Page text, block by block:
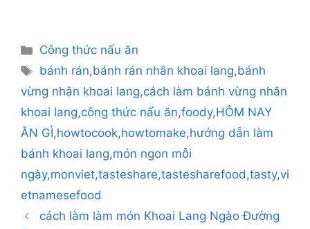
Danh
mục
Công thức nấu ăn
Thẻ
bánh rán,bánh rán nhân khoai lang,bánh
vừng nhân khoai lang,cách làm bánh vừng nhân
khoai lang,công thức nấu ăn,foody,HÔM NAY
ĂN GÌ,howtocook,howtomake,hướng dẫn làm
bánh khoai lang,món ngon mỗi
ngày,monviet,tasteshare,tastesharefood,tasty,vi
etnamesefood
cách làm làm món Khoai Lang Ngào Đường